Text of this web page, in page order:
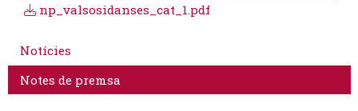
np_valsosidanses_cat_1.pdf
Notícies
Notes de premsa